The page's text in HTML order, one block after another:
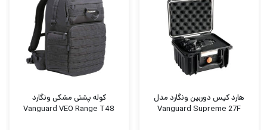
هارد کیس دوربین ونگارد مدل
Vanguard Supreme 27F
کوله پشتی مشکی ونگارد
Vanguard VEO Range T48